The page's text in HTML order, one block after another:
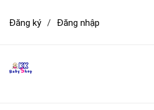
Đăng ký / Đăng nhập